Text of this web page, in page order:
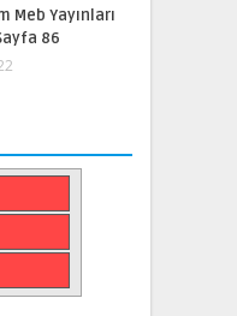
Meb Yayınları
86